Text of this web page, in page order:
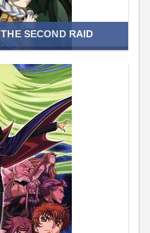
SECOND RAID